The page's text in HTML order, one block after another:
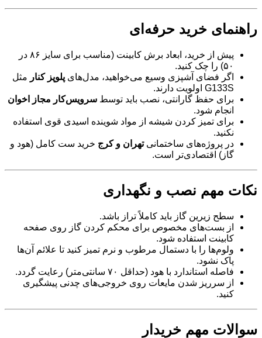
راهنمای خرید حرفه‌ای
پیش از خرید، ابعاد برش کابینت (مناسب برای سایز ۸۶ در
۵۰) را چک کنید.
اگر فضای آشپزی وسیع می‌خواهید، مدل‌های پلوپز کنار مثل
G133S اولویت دارند.
برای حفظ گارانتی، نصب باید توسط سرویس‌کار مجاز اخوان
انجام شود.
برای تمیز کردن شیشه از مواد شوینده اسیدی قوی استفاده
نکنید.
در پروژه‌های ساختمانیتهران و کرج خرید ست کامل (هود و
گاز) اقتصادی‌تر است.
نکات مهم نصب و نگهداری
سطح زیرین گاز باید کاملاً تراز باشد.
از بست‌های مخصوص برای محکم کردن گاز روی صفحه
کابینت استفاده شود.
ولوم‌ها را با دستمال مرطوب و نرم تمیز کنید تا علائم آن‌ها
پاک نشود.
فاصله استاندارد با هود (حداقل ۷۰ سانتی‌متر) رعایت گردد.
از سرریز شدن مایعات روی خروجی‌های چدنی پیشگیری
کنید.
سوالات مهم خریدار